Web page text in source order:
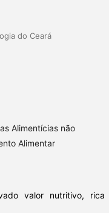
do Ceará
Alimentícias não
Alimentar
valor nutritivo, rica